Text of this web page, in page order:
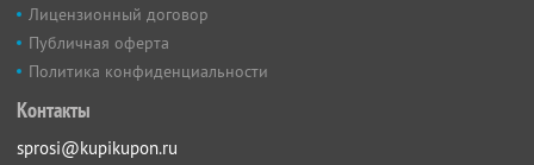
Лицензионный договор
Публичная оферта
Политика конфиденциальности
Контакты
sprosi@kupikupon.ru